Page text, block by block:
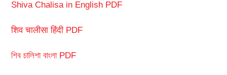
Shiva Chalisa in English PDF
शिव चालीसा हिंदी PDF
শিব চালিশা বাংলা PDF